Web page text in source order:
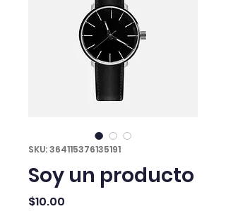
SKU: 364115376135191
Soy un producto
$10.00